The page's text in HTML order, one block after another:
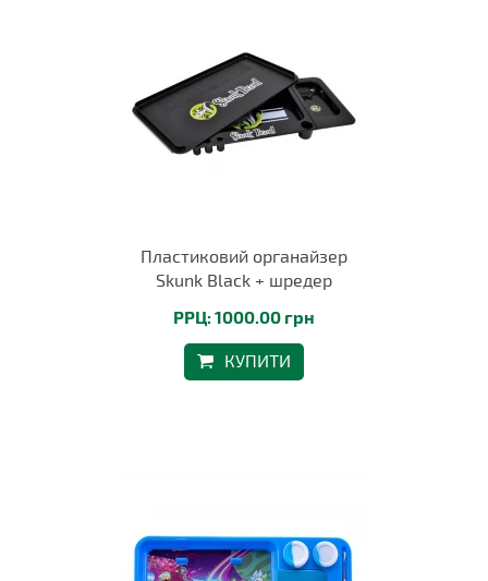
Пластиковий органайзер
Skunk Black + шредер
РРЦ: 1000.00 грн
КУПИТИ